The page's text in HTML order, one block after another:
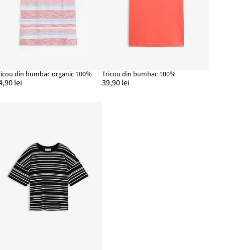
din bumbac organic 100%
lei
Tricou din bumbac 100%
39,90 lei